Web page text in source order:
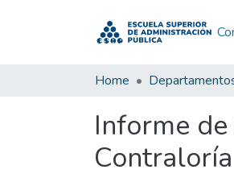
Home
Informe